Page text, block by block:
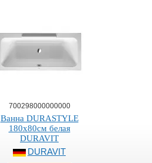
700298000000000
Ванна DURASTYLE
180x80см белая
DURAVIT
DURAVIT